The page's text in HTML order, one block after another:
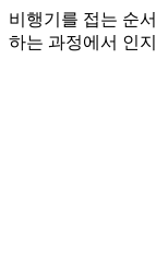
비행기를 접는 순
하는 과정에서 인